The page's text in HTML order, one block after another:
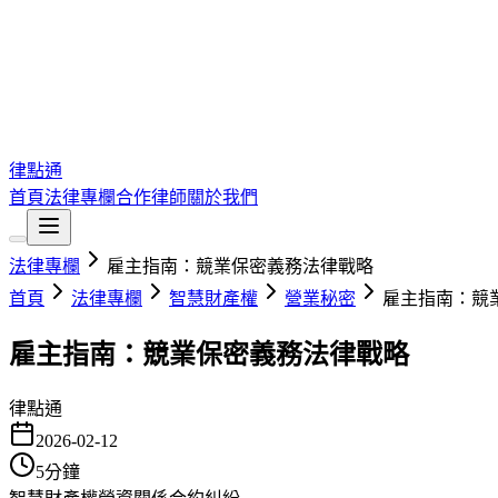
律點通
首頁法律專欄合作律師關於我們
法律專欄
雇主指南：競業保密義務法律戰略
首頁
法律專欄 智慧財產權 營業秘密 雇主指南：競
雇主指南：競業保密義務法律戰略
律點通
2026-02-12
5分鐘